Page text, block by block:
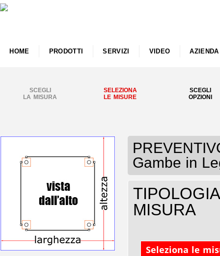
HOME PRODOTTI SERVIZI VIDEO AZIENDA
SCEGLI
LA MISURA
SELEZIONA
LE MISURE
SCEGLI
OPZIONI
Gambe in
MISURA
Seleziona le